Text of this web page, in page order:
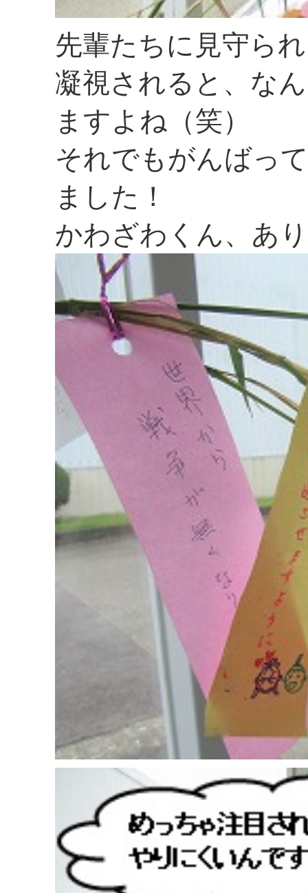
先輩たちに見守ら
凝視されると、な
ますよね（笑）
それでもがんばっ
ました！
かわざわくん、あ